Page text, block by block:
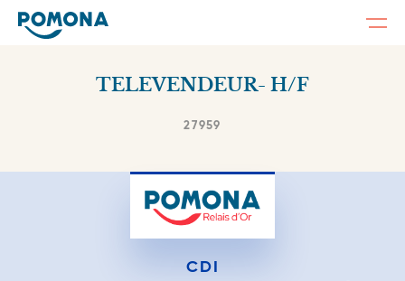
TELEVENDEUR- H/F
27959
CDI